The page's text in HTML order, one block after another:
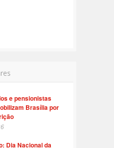
e pensionistas
Brasília por
Dia Nacional da